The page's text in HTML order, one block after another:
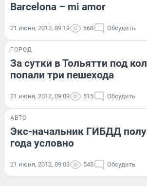
Barcelona – mi amor
21 июня, 2012, 09:19 568 Обсудить
ГОРОД
За сутки в Тольятти под
попали три пешехода
21 июня, 2012, 09:09 515 Обсудить
АВТО
Экс-начальник ГИБДД
года условно
21 июня, 2012, 09:03 545 Обсудить